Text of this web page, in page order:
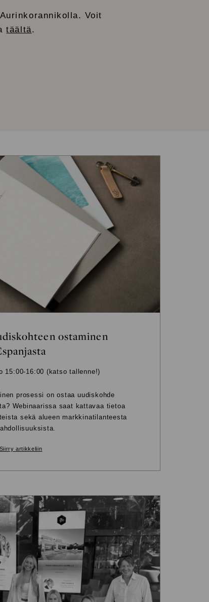
Voit
täältä.
ostaminen
15:00-16:00 (katso tallenne!)
prosessi on ostaa uudiskohde
Webinaarissa saat kattavaa tietoa
sekä alueen markkinatilanteesta
Siirry artikkeliin